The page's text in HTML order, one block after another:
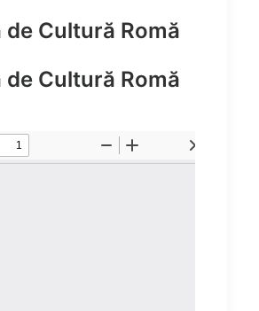
de Cultură Romă
de Cultură Romă